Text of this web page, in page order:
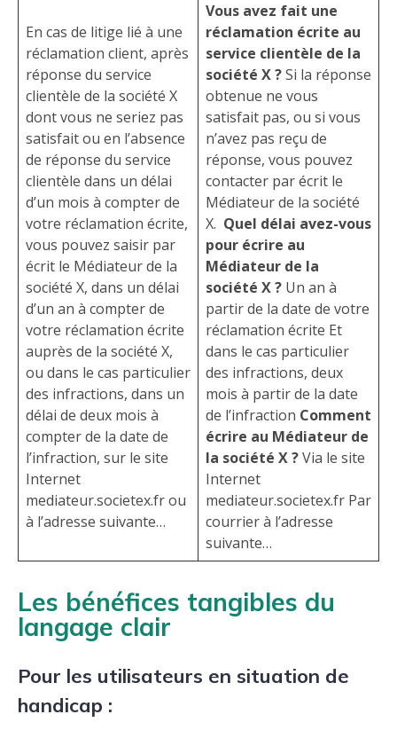
En cas de litige lié à une
réclamation client, après
réponse du service
clientèle de la société X
dont vous ne seriez pas
satisfait ou en l’absence
de réponse du service
clientèle dans un délai
d’un mois à compter de
votre réclamation écrite,
vous pouvez saisir par
écrit le Médiateur de la
société X, dans un délai
d’un an à compter de
votre réclamation écrite
auprès de la société X,
ou dans le cas particulier
des infractions, dans un
délai de deux mois à
compter de la date de
l’infraction, sur le site
Internet
mediateur.societex.fr ou
à l’adresse suivante…
Vous avez fait une
réclamation écrite au
service clientèle de la
société X ?Si la réponse
obtenue ne vous
satisfait pas, ou si vous
n’avez pas reçu de
réponse, vous pouvez
contacter par écrit le
Médiateur de la société
X. Quel délai avez-vous
pour écrire au
Médiateur de la
société X ? Un an à
partir de la date de votre
réclamation écrite Et
dans le cas particulier
des infractions, deux
mois à partir de la date
de l’infraction Comment
écrire au Médiateur de
la société X ?Via le site
Internet
mediateur.societex.fr Par
courrier à l’adresse
suivante…
Les bénéfices tangibles du
langage clair
Pour les utilisateurs en situation de
handicap :